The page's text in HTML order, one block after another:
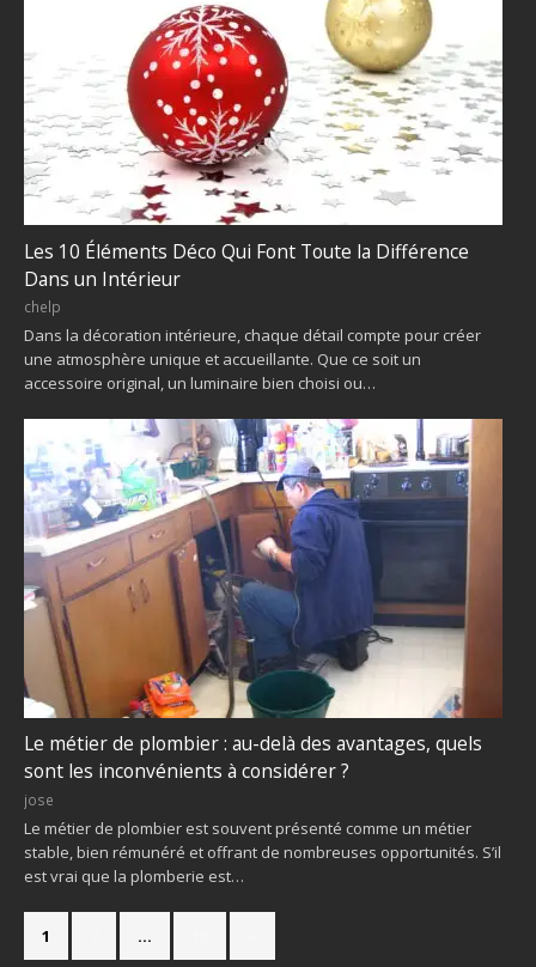
Les 10 Éléments Déco Qui Font Toute la Différence
Dans un Intérieur
chelp
Dans la décoration intérieure, chaque détail compte pour créer
une atmosphère unique et accueillante. Que ce soit un
accessoire original, un luminaire bien choisi ou…
Le métier de plombier : au-delà des avantages, quels
sont les inconvénients à considérer ?
jose
Le métier de plombier est souvent présenté comme un métier
stable, bien rémunéré et offrant de nombreuses opportunités. S’il
est vrai que la plomberie est…
1 …